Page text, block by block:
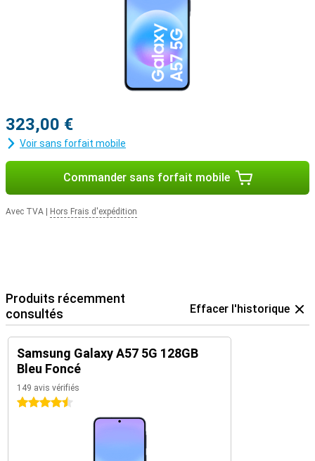
323,00 €
Voir sans forfait mobile
Commander sans forfait mobile
Avec TVA Hors Frais d'expédition
Produits récemment
consultés
Effacer l'historique
Samsung Galaxy A57 5G 128GB
Bleu Foncé
149 avis vérifiés
4.5 étoiles